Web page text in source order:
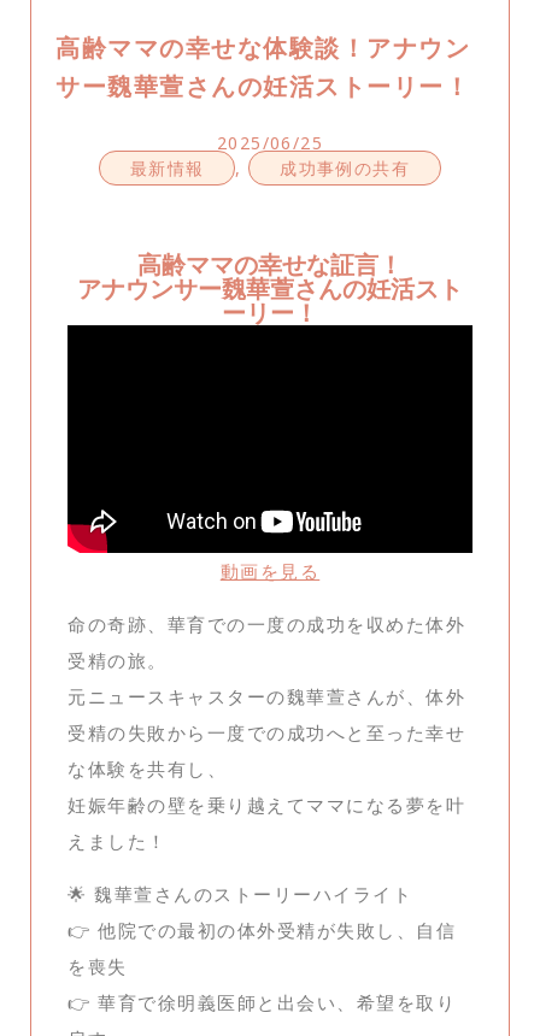
高齢ママの幸せな体験談！アナウン
サー魏華萱さんの妊活ストーリー！
2025/06/25
最新情報
, 成功事例の共有
高齢ママの幸せな証言！
アナウンサー魏華萱さんの妊活スト
ーリー！
動画を見る
命の奇跡、華育での一度の成功を収めた体外
受精の旅。
元ニュースキャスターの魏華萱さんが、体外
受精の失敗から一度での成功へと至った幸せ
な体験を共有し、
妊娠年齢の壁を乗り越えてママになる夢を叶
えました！
🌟 魏華萱さんのストーリーハイライト
👉 他院での最初の体外受精が失敗し、自信
を喪失
👉 華育で徐明義医師と出会い、希望を取り